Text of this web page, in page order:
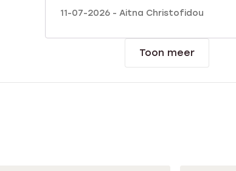
11-07-2026 - Aitna Christofidou
Toon meer